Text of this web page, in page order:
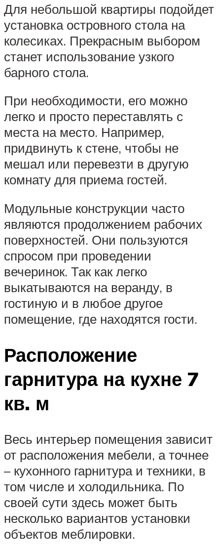
Для небольшой квартиры подойдет
установка островного стола на
колесиках. Прекрасным выбором
станет использование узкого
барного стола.
При необходимости, его можно
легко и просто переставлять с
места на место. Например,
придвинуть к стене, чтобы не
мешал или перевезти в другую
комнату для приема гостей.
Модульные конструкции часто
являются продолжением рабочих
поверхностей. Они пользуются
спросом при проведении
вечеринок. Так как легко
выкатываются на веранду, в
гостиную и в любое другое
помещение, где находятся гости.
Расположение
гарнитура на кухне 7
кв. м
Весь интерьер помещения зависит
от расположения мебели, а точнее
– кухонного гарнитура и техники, в
том числе и холодильника. По
своей сути здесь может быть
несколько вариантов установки
объектов меблировки.